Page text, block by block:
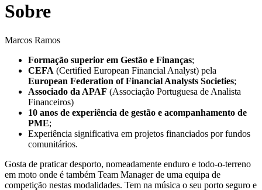
Sobre
Marcos Ramos
Formação superior em Gestão e Finanças;
CEFA (Certified European Financial Analyst) pela
European Federation of Financial Analysts Societies;
Associado da APAF (Associação Portuguesa de Analista
Financeiros)
10 anos de experiência de gestão e acompanhamento de
PME;
Experiência significativa em projetos financiados por fundos
comunitários.
Gosta de praticar desporto, nomeadamente enduro e todo-o-terreno
em moto onde é também Team Manager de uma equipa de
competição nestas modalidades. Tem na música o seu porto seguro e